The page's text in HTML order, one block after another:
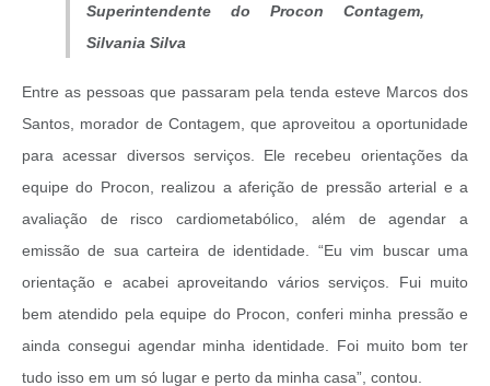
Superintendente do Procon Contagem,
Silvania Silva
Entre as pessoas que passaram pela tenda esteve Marcos dos
Santos, morador de Contagem, que aproveitou a oportunidade
para acessar diversos serviços. Ele recebeu orientações da
equipe do Procon, realizou a aferição de pressão arterial e a
avaliação de risco cardiometabólico, além de agendar a
emissão de sua carteira de identidade. “Eu vim buscar uma
orientação e acabei aproveitando vários serviços. Fui muito
bem atendido pela equipe do Procon, conferi minha pressão e
ainda consegui agendar minha identidade. Foi muito bom ter
tudo isso em um só lugar e perto da minha casa”, contou.